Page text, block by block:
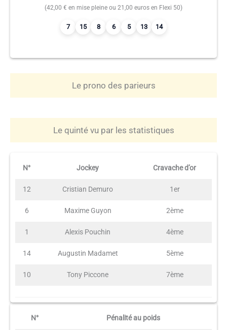
(42,00 € en mise pleine ou 21,00 euros en Flexi 50)
7 15 8 6 5 13 14
Le prono des parieurs
Le quinté vu par les statistiques
N° Jockey Cravache d’or
12 Cristian Demuro 1er
6 Maxime Guyon 2ème
1 Alexis Pouchin 4ème
14 Augustin Madamet 5ème
10 Tony Piccone 7ème
N° Pénalité au poids